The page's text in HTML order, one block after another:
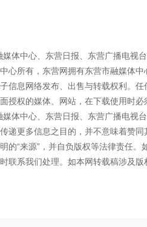
体中心、东营日报、东营广播电视
心所有，东营网拥有东营市融媒体
信息网络发布、出售与转载权利。
授权的媒体、网站，在下载使用时必
体中心、东营日报、东营广播电视
递更多信息之目的，并不意味着赞
的“来源”，并自负版权等法律责任。
联系我们处理。如本网转载稿涉及版